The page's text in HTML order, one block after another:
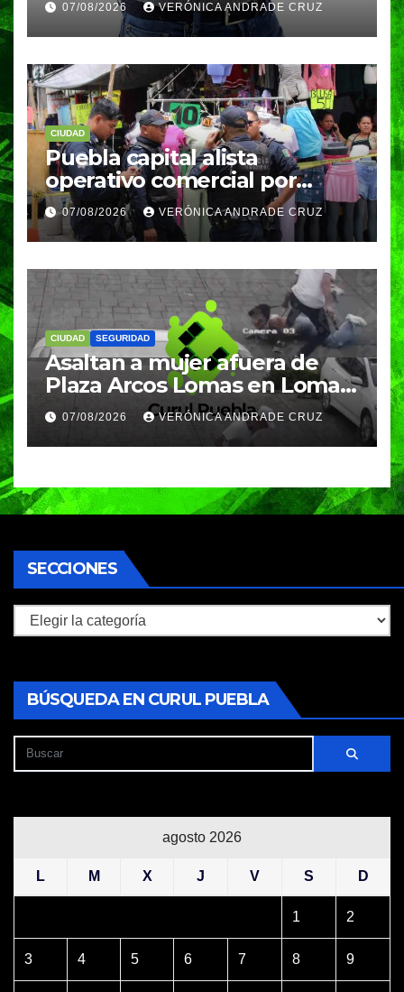
meses
07/08/2026 VERÓNICA ANDRADE CRUZ
CIUDAD
Puebla capital alista
operativo comercial por
fiestas patrias y regreso a
clases
07/08/2026 VERÓNICA ANDRADE CRUZ
CIUDAD SEGURIDAD
Asaltan a mujer afuera de
Plaza Arcos Lomas en Lomas
de Angelópolis; delincuentes
huyeron en auto
07/08/2026 VERÓNICA ANDRADE CRUZ
SECCIONES
Secciones
BÚSQUEDA EN CURUL PUEBLA
agosto 2026
L M X J V S D
1 2
3 4 5 6 7 8 9